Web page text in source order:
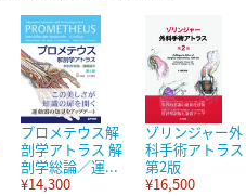
プロメテウス解
剖学アトラス 解
剖学総論／運...
¥14,300
ゾリンジャー外
科手術アトラス
第2版
¥16,500